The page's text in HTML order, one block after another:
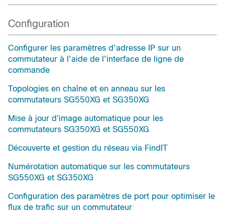
Configuration
Configurer les paramètres d’adresse IP sur un
commutateur à l’aide de l’interface de ligne de
commande
Topologies en chaîne et en anneau sur les
commutateurs SG550XG et SG350XG
Mise à jour d'image automatique pour les
commutateurs SG350XG et SG550XG
Découverte et gestion du réseau via FindIT
Numérotation automatique sur les commutateurs
SG550XG et SG350XG
Configuration des paramètres de port pour optimiser le
flux de trafic sur un commutateur